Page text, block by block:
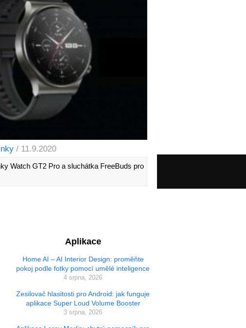
/ 11.9.2020
Watch GT2 Pro a sluchátka FreeBuds pro
Aplikace
Home AI – AI Interior Design: proměňte
pokoj podle fotky pomocí umělé inteligence
4 srpna, 2026
Zesilovač hlasitosti pro Android: jak funguje
aplikace Super Loud Volume Booster
3 srpna, 2026